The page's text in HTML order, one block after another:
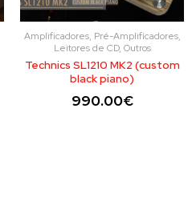
Amplificadores, Pré-Amplificadores,
Leitores de CD, Outros
Technics SL1210 MK2 (custom
black piano)
990.00€